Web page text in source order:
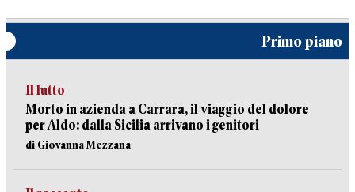
Primo piano
Il lutto
Morto in azienda a Carrara, il viaggio del dolore
per Aldo: dalla Sicilia arrivano i genitori
di Giovanna Mezzana